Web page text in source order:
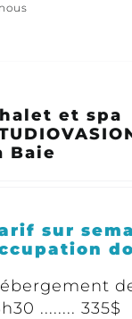
nous
et spa
Baie
sur
........ 335$